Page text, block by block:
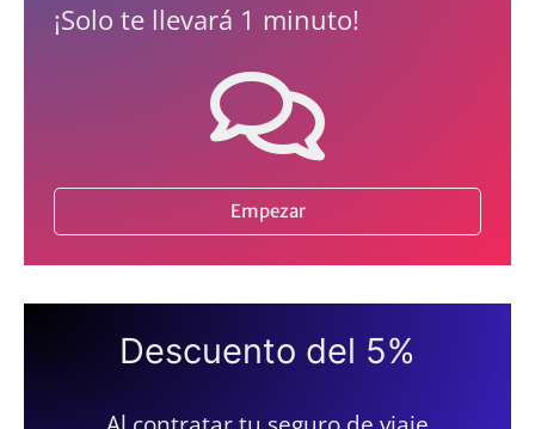
¡Solo te llevará 1 minuto!
Empezar
Descuento del 5%